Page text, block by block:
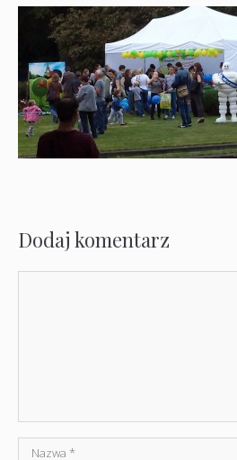
Dodaj komentarz
Nazwa